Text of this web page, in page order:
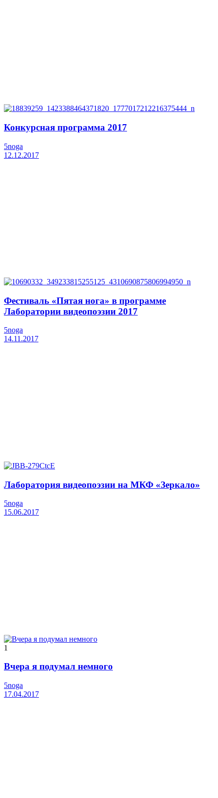
Конкурсная программа 2017
5noga
12.12.2017
Фестиваль «Пятая нога» в программе
Лаборатории видеопоэзии 2017
5noga
14.11.2017
Лаборатория видеопоэзии на МКФ «Зеркало»
5noga
15.06.2017
1
Вчера я подумал немного
5noga
17.04.2017